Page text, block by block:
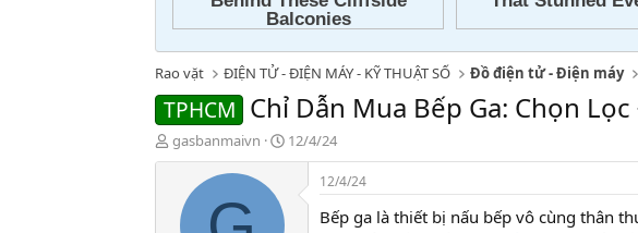
Rao vặt ĐIỆN TỬ - ĐIỆN MÁY - KỸ THUẬT SỐ Đồ điện tử - Điện máy
TPHCM Chỉ Dẫn Mua Bếp Ga: Chọn
T
h
gasbanmaivn
N
g
12/4/24
12/4/24
Bếp ga là thiết bị nấu bếp vô cùng thân